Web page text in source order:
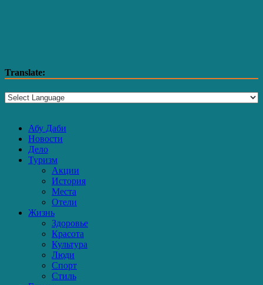
Translate:
Абу Даби
Новости
Дело
Туризм
Акции
История
Места
Отели
Жизнь
Здоровье
Красота
Культура
Люди
Спорт
Стиль